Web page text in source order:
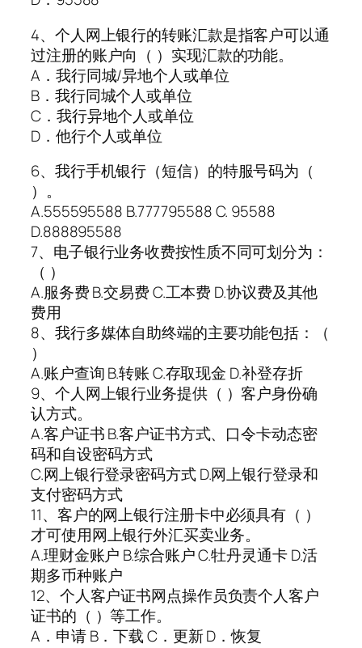
4、个人网上银行的转账汇款是指客户可以通
过注册的账户向（ ）实现汇款的功能。
A．我行同城/异地个人或单位
B．我行同城个人或单位
C．我行异地个人或单位
D．他行个人或单位
6、我行手机银行（短信）的特服号码为（
）。
A.555595588 B.777795588 C. 95588
D.888895588
7、电子银行业务收费按性质不同可划分为：
（ ）
A.服务费 B.交易费 C.工本费 D.协议费及其他
费用
8、我行多媒体自助终端的主要功能包括：（
）
A.账户查询 B.转账 C.存取现金 D.补登存折
9、个人网上银行业务提供（ ）客户身份确
认方式。
A.客户证书 B.客户证书方式、口令卡动态密
码和自设密码方式
C.网上银行登录密码方式 D.网上银行登录和
支付密码方式
11、客户的网上银行注册卡中必须具有（ ）
才可使用网上银行外汇买卖业务。
A.理财金账户 B.综合账户 C.牡丹灵通卡 D.活
期多币种账户
12、个人客户证书网点操作员负责个人客户
证书的（ ）等工作。
A．申请 B．下载 C．更新 D．恢复